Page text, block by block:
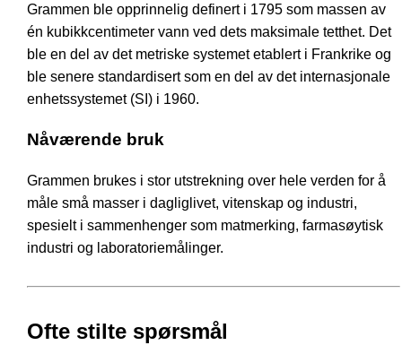
Grammen ble opprinnelig definert i 1795 som massen av
én kubikkcentimeter vann ved dets maksimale tetthet. Det
ble en del av det metriske systemet etablert i Frankrike og
ble senere standardisert som en del av det internasjonale
enhetssystemet (SI) i 1960.
Nåværende bruk
Grammen brukes i stor utstrekning over hele verden for å
måle små masser i dagliglivet, vitenskap og industri,
spesielt i sammenhenger som matmerking, farmasøytisk
industri og laboratoriemålinger.
Ofte stilte spørsmål